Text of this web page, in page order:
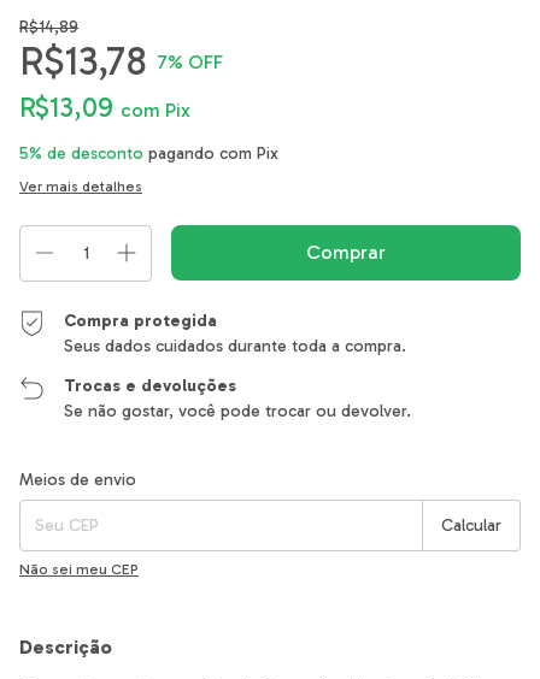
R$14,89
R$13,78 7% OFF
R$13,09 com Pix
5% de desconto pagando com Pix
Ver mais detalhes
Compra protegida
Seus dados cuidados durante toda a compra.
Trocas e devoluções
Se não gostar, você pode trocar ou devolver.
Entregas para o CEP:
Meios de envio
Calcular
Não sei meu CEP
Descrição